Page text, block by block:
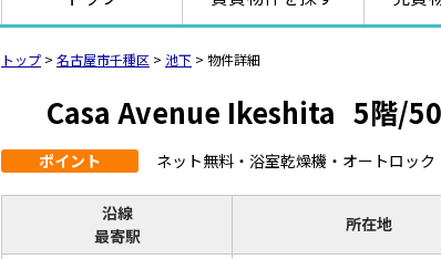
トップ > 名古屋市千種区 > 池下 > 物件詳細
Casa Avenue Ikeshita 5階/
ポイント ネット無料・浴室乾燥機・オートロッ
沿線
最寄駅
所在地